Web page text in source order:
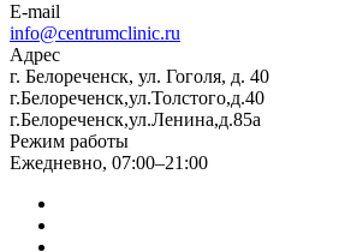
E-mail
info@centrumclinic.ru
Адрес
г. Белореченск, ул. Гоголя, д. 40
г.Белореченск,ул.Толстого,д.40
г.Белореченск,ул.Ленина,д.85а
Режим работы
Ежедневно, 07:00–21:00